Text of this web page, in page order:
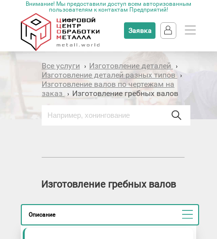
Внимание! Мы предоставили доступ всем авторизованным
пользователям к контактам Предприятий!
Заявка
Все услуги › Изготовление деталей ›
Изготовление деталей разных типов ›
Изготовление валов по чертежам на
заказ› Изготовление гребных валов
Изготовление гребных валов
Описание